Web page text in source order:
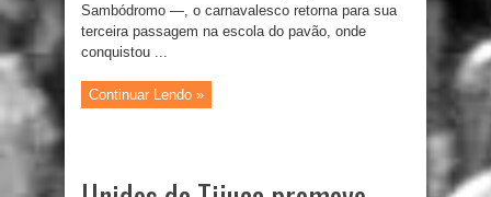
Sambódromo —, o carnavalesco retorna para sua
terceira passagem na escola do pavão, onde
conquistou ...
Continuar Lendo »